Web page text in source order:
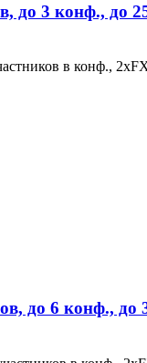
до 3 конф., до
в конф.,
до 6 конф.,